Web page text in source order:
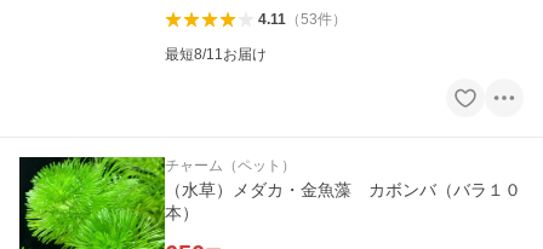
4.11（53件）
最短8/11お届け
チャーム（ペット）
（水草）メダカ・金魚藻 カボンバ（バラ１０
本）